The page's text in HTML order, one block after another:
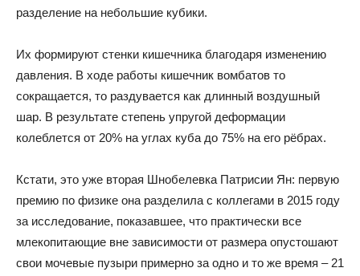
разделение на небольшие кубики.
Их формируют стенки кишечника благодаря изменению
давления. В ходе работы кишечник вомбатов то
сокращается, то раздувается как длинный воздушный
шар. В результате степень упругой деформации
колеблется от 20% на углах куба до 75% на его рёбрах.
Кстати, это уже вторая Шнобелевка Патрисии Ян: первую
премию по физике она разделила с коллегами в 2015 году
за исследование, показавшее, что практически все
млекопитающие вне зависимости от размера опустошают
свои мочевые пузыри примерно за одно и то же время – 21